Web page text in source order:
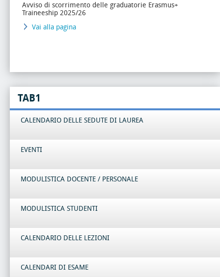
Avviso di scorrimento delle graduatorie Erasmus+
Traineeship 2025/26
Vai alla pagina
TAB1
CALENDARIO DELLE SEDUTE DI LAUREA
EVENTI
MODULISTICA DOCENTE / PERSONALE
MODULISTICA STUDENTI
CALENDARIO DELLE LEZIONI
CALENDARI DI ESAME